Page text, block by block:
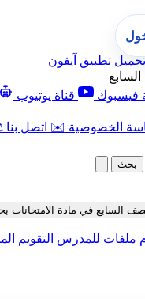
تحميل تطبيق آيفون
فيسبوك قناة يوتيوب
الخصوصية ✉️ اتصل بنا
بحث
في مادة الامتحانات بحسب
ملفات للمدرس التقويم